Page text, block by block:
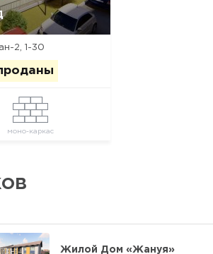
2, 1-30
моно-каркас
Отмена
Жилой Дом «Жануя»